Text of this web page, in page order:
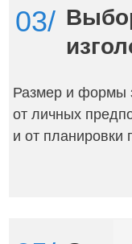
Размер и формы
от личных
и от планировки
03/